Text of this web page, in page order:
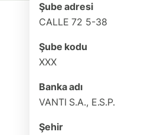
Şube adresi
CALLE 72 5-38
Şube kodu
XXX
Banka adı
VANTI S.A., E.S.P.
Şehir